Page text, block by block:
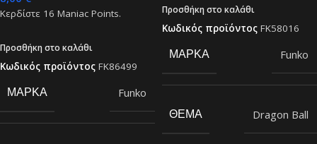
Κερδίστε 16 Maniac Points.
Προσθήκη στο καλάθι
Κωδικός προϊόντος FK86499
ΜΆΡΚΑ Funko
Προσθήκη στο καλάθι
Κωδικός προϊόντος FK58016
ΜΆΡΚΑ Funko
ΘΈΜΑ Dragon Ball